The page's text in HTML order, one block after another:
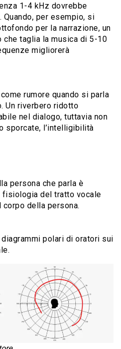
1-4 kHz dovrebbe
Quando, per esempio, si
per la narrazione, un
taglia la musica di 5-10
migliorerà
rumore quando si parla
Un riverbero ridotto
nel dialogo, tuttavia non
sporcate, l’intelligibilità
persona che parla è
fisiologia del tratto vocale
della persona.
polari di oratori sui